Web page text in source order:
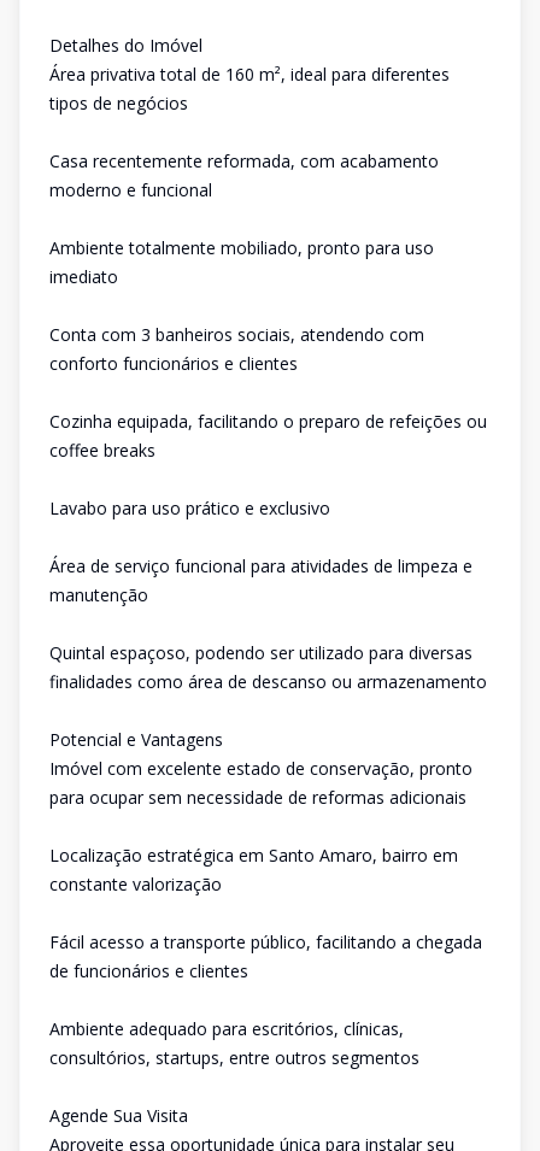
Detalhes do Imóvel
Área privativa total de 160 m², ideal para diferentes
tipos de negócios
Casa recentemente reformada, com acabamento
moderno e funcional
Ambiente totalmente mobiliado, pronto para uso
imediato
Conta com 3 banheiros sociais, atendendo com
conforto funcionários e clientes
Cozinha equipada, facilitando o preparo de refeições ou
coffee breaks
Lavabo para uso prático e exclusivo
Área de serviço funcional para atividades de limpeza e
manutenção
Quintal espaçoso, podendo ser utilizado para diversas
finalidades como área de descanso ou armazenamento
Potencial e Vantagens
Imóvel com excelente estado de conservação, pronto
para ocupar sem necessidade de reformas adicionais
Localização estratégica em Santo Amaro, bairro em
constante valorização
Fácil acesso a transporte público, facilitando a chegada
de funcionários e clientes
Ambiente adequado para escritórios, clínicas,
consultórios, startups, entre outros segmentos
Agende Sua Visita
Aproveite essa oportunidade única para instalar seu